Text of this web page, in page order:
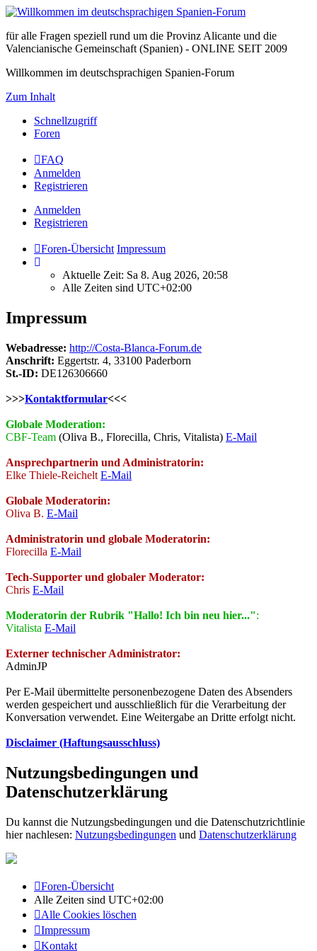
für alle Fragen speziell rund um die Provinz Alicante und die
Valencianische Gemeinschaft (Spanien) - ONLINE SEIT 2009
Willkommen im deutschsprachigen Spanien-Forum
Zum Inhalt
Schnellzugriff
Foren
FAQ
Anmelden
Registrieren
Anmelden
Registrieren
Foren-Übersicht Impressum
Aktuelle Zeit: Sa 8. Aug 2026, 20:58
Alle Zeiten sind UTC+02:00
Impressum
Webadresse: http://Costa-Blanca-Forum.de
Anschrift: Eggertstr. 4, 33100 Paderborn
St.-ID: DE126306660
>>>Kontaktformular<<<
Globale Moderation:
CBF-Team (Oliva B., Florecilla, Chris, Vitalista) E-Mail
Ansprechpartnerin und Administratorin:
Elke Thiele-Reichelt E-Mail
Globale Moderatorin:
Oliva B. E-Mail
Administratorin und globale Moderatorin:
Florecilla E-Mail
Tech-Supporter und globaler Moderator:
Chris E-Mail
Moderatorin der Rubrik "Hallo! Ich bin neu hier...":
Vitalista E-Mail
Externer technischer Administrator:
AdminJP
Per E-Mail übermittelte personenbezogene Daten des Absenders
werden gespeichert und ausschließlich für die Verarbeitung der
Konversation verwendet. Eine Weitergabe an Dritte erfolgt nicht.
Disclaimer (Haftungsausschluss)
Nutzungsbedingungen und
Datenschutzerklärung
Du kannst die Nutzungsbedingungen und die Datenschutzrichtlinie
hier nachlesen: Nutzungsbedingungen und Datenschutzerklärung
Foren-Übersicht
Alle Zeiten sind UTC+02:00
Alle Cookies löschen
Impressum
Kontakt